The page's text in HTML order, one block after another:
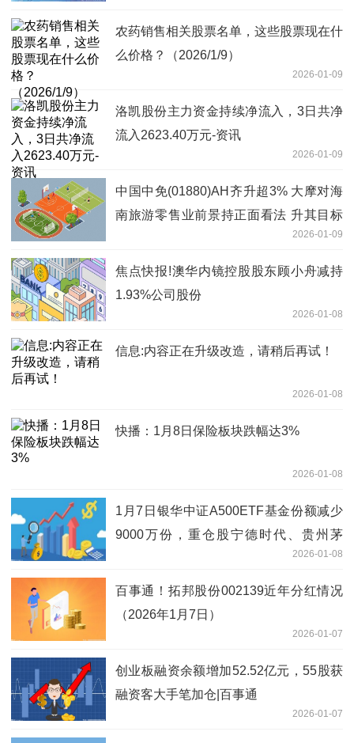
农药销售相关股票名单，这些股票现在什
么价格？（2026/1/9）
2026-01-09
洛凯股份主力资金持续净流入，3日共净
流入2623.40万元-资讯
2026-01-09
中国中免(01880)AH齐升超3% 大摩对海
南旅游零售业前景持正面看法 升其目标
2026-01-09
焦点快报!澳华内镜控股股东顾小舟减持
1.93%公司股份
2026-01-08
信息:内容正在升级改造，请稍后再试！
2026-01-08
快播：1月8日保险板块跌幅达3%
2026-01-08
1月7日银华中证A500ETF基金份额减少
9000万份，重仓股宁德时代、贵州茅
2026-01-08
百事通！拓邦股份002139近年分红情况
（2026年1月7日）
2026-01-07
创业板融资余额增加52.52亿元，55股获
融资客大手笔加仓|百事通
2026-01-07